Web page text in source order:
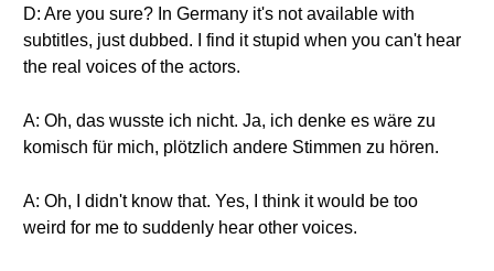
D: Are you sure? In Germany it's not available with
subtitles, just dubbed. I find it stupid when you can't hear
the real voices of the actors.
A: Oh, das wusste ich nicht. Ja, ich denke es wäre zu
komisch für mich, plötzlich andere Stimmen zu hören.
A: Oh, I didn't know that. Yes, I think it would be too
weird for me to suddenly hear other voices.